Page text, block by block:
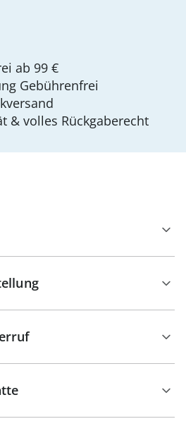
ab 99 €
Gebührenfrei
& volles Rückgaberecht